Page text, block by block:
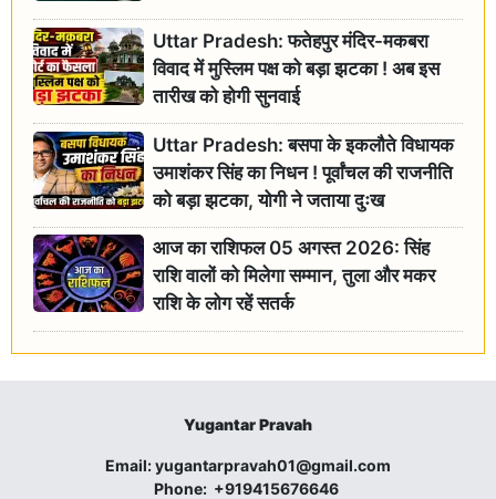
Uttar Pradesh: फतेहपुर मंदिर-मकबरा
विवाद में मुस्लिम पक्ष को बड़ा झटका ! अब इस
तारीख को होगी सुनवाई
Uttar Pradesh: बसपा के इकलौते विधायक
उमाशंकर सिंह का निधन ! पूर्वांचल की राजनीति
को बड़ा झटका, योगी ने जताया दुःख
आज का राशिफल 05 अगस्त 2026: सिंह
राशि वालों को मिलेगा सम्मान, तुला और मकर
राशि के लोग रहें सतर्क
Yugantar Pravah
Email:yugantarpravah01@gmail.com
Phone: +919415676646